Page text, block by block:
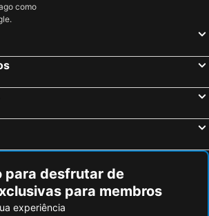
como
para desfrutar de
para membros
experiência